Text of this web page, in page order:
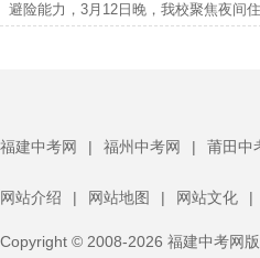
避险能力，3月12日晚，我校聚焦夜间
福建中考网 | 福州中考网 | 莆田中
网站介绍 | 网站地图 | 网站文化 |
Copyright © 2008-2026 福建中考网